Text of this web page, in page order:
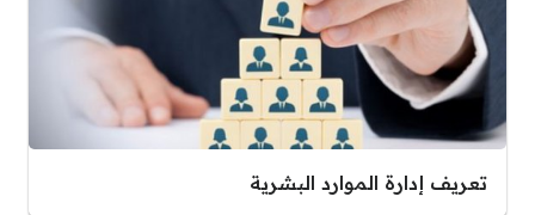
تعريف إدارة الموارد البشرية